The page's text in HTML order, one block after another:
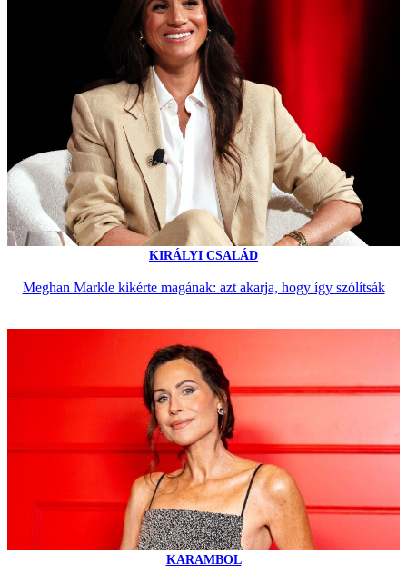
KIRÁLYI CSALÁD
Meghan Markle kikérte magának: azt akarja, hogy így szólítsák
KARAMBOL